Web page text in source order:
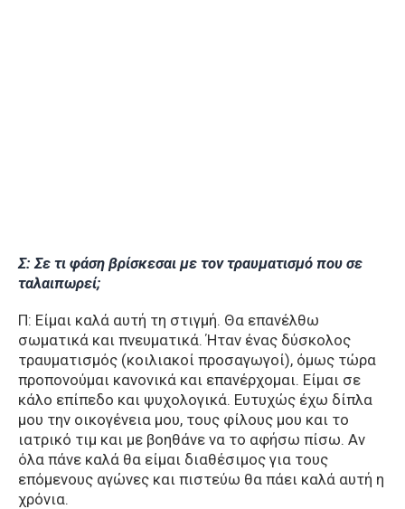
Σ: Σε τι φάση βρίσκεσαι με τον τραυματισμό που σε
ταλαιπωρεί;
Π: Είμαι καλά αυτή τη στιγμή. Θα επανέλθω
σωματικά και πνευματικά. Ήταν ένας δύσκολος
τραυματισμός (κοιλιακοί προσαγωγοί), όμως τώρα
προπονούμαι κανονικά και επανέρχομαι. Είμαι σε
κάλο επίπεδο και ψυχολογικά. Ευτυχώς έχω δίπλα
μου την οικογένεια μου, τους φίλους μου και το
ιατρικό τιμ και με βοηθάνε να το αφήσω πίσω. Αν
όλα πάνε καλά θα είμαι διαθέσιμος για τους
επόμενους αγώνες και πιστεύω θα πάει καλά αυτή η
χρόνια.